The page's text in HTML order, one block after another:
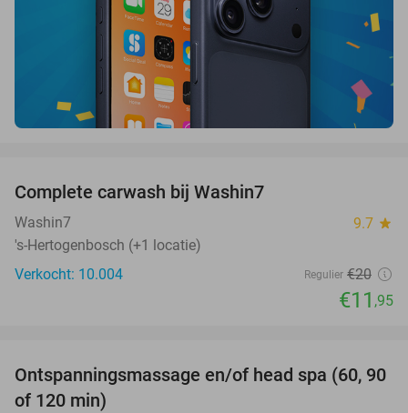
Complete carwash bij Washin7
Washin7 9.7 star
's-Hertogenbosch (+1 locatie)
Verkocht: 10.004
Regulier €20
€11 ,95
42%
Ontspanningsmassage en/of head spa (60, 90
of 120 min)